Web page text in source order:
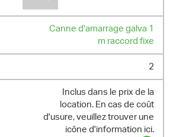
Canne d'amarrage galva 1
m raccord fixe
2
Inclus dans le prix de la
location. En cas de coût
d'usure, veuillez trouver une
icône d'information ici.